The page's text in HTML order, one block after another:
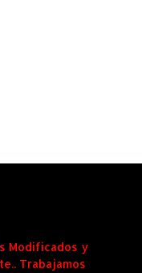
Modificados y
Trabajamos